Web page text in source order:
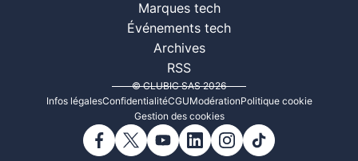
Marques tech
Événements tech
Archives
RSS
© CLUBIC SAS 2026
Infos légalesConfidentialitéCGUModérationPolitique cookie
Gestion des cookies